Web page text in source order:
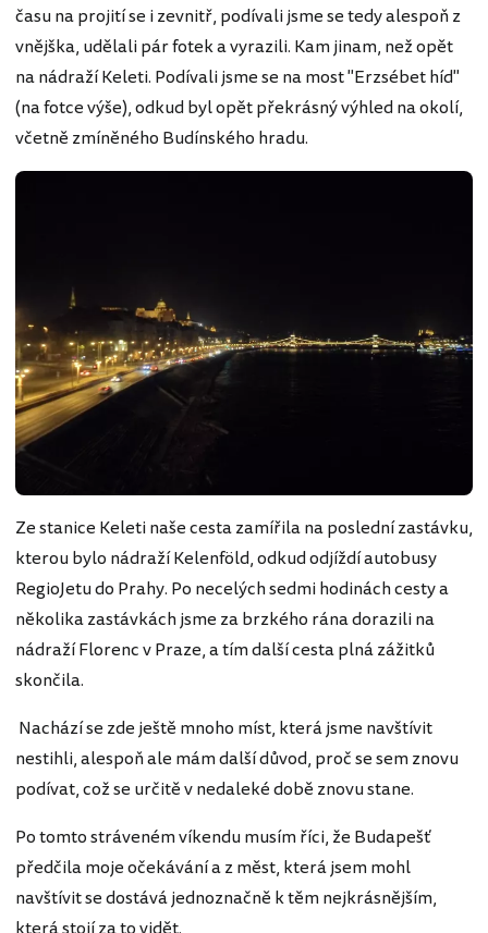
času na projití se i zevnitř, podívali jsme se tedy alespoň z
vnějška, udělali pár fotek a vyrazili. Kam jinam, než opět
na nádraží Keleti. Podívali jsme se na most "Erzsébet híd"
(na fotce výše), odkud byl opět překrásný výhled na okolí,
včetně zmíněného Budínského hradu.
Ze stanice Keleti naše cesta zamířila na poslední zastávku,
kterou bylo nádraží Kelenföld, odkud odjíždí autobusy
RegioJetu do Prahy. Po necelých sedmi hodinách cesty a
několika zastávkách jsme za brzkého rána dorazili na
nádraží Florenc v Praze, a tím další cesta plná zážitků
skončila.
Nachází se zde ještě mnoho míst, která jsme navštívit
nestihli, alespoň ale mám další důvod, proč se sem znovu
podívat, což se určitě v nedaleké době znovu stane.
Po tomto stráveném víkendu musím říci, že Budapešť
předčila moje očekávání a z měst, která jsem mohl
navštívit se dostává jednoznačně k těm nejkrásnějším,